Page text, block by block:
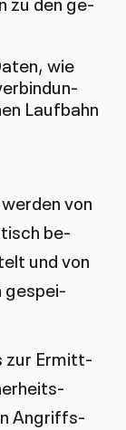
wie
Lauf­bahn
von
be­
und von
ge­spei­
zur Er­mitt­
An­griffs­